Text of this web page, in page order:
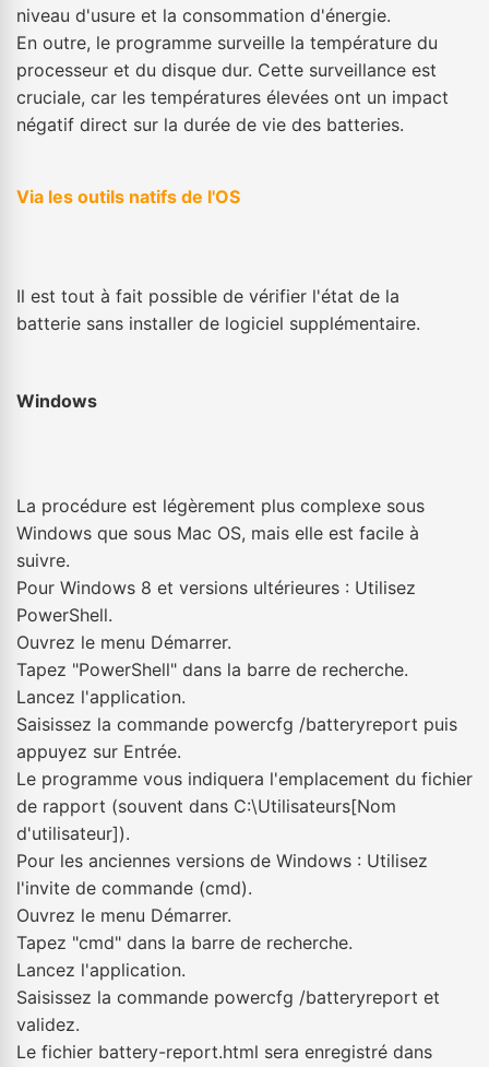
niveau d'usure et la consommation d'énergie.
En outre, le programme surveille la température du
processeur et du disque dur. Cette surveillance est
cruciale, car les températures élevées ont un impact
négatif direct sur la durée de vie des batteries.
Via les outils natifs de l'OS
Il est tout à fait possible de vérifier l'état de la
batterie sans installer de logiciel supplémentaire.
Windows
La procédure est légèrement plus complexe sous
Windows que sous Mac OS, mais elle est facile à
suivre.
Pour Windows 8 et versions ultérieures : Utilisez
PowerShell.
Ouvrez le menu Démarrer.
Tapez "PowerShell" dans la barre de recherche.
Lancez l'application.
Saisissez la commande powercfg /batteryreport puis
appuyez sur Entrée.
Le programme vous indiquera l'emplacement du fichier
de rapport (souvent dans C:\Utilisateurs[Nom
d'utilisateur]).
Pour les anciennes versions de Windows : Utilisez
l'invite de commande (cmd).
Ouvrez le menu Démarrer.
Tapez "cmd" dans la barre de recherche.
Lancez l'application.
Saisissez la commande powercfg /batteryreport et
validez.
Le fichier battery-report.html sera enregistré dans